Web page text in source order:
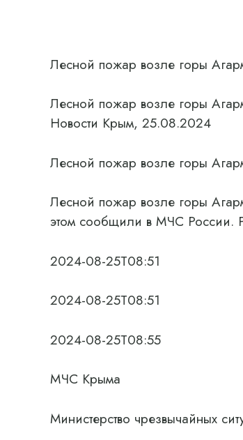
Лесной пожар возле горы
Лесной пожар возле горы
Новости Крым, 25.08.2024
Лесной пожар возле горы
Лесной пожар возле горы
этом сообщили в МЧС
2024-08-25T08:51
2024-08-25T08:51
2024-08-25T08:55
МЧС Крыма
Министерство чрезвычайных